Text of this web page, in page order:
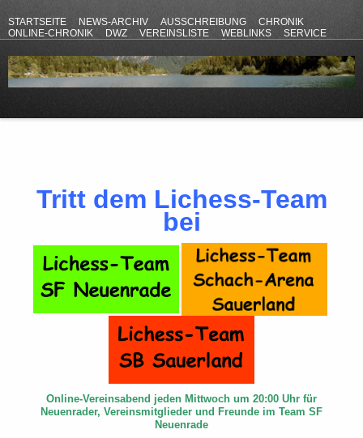
STARTSEITE NEWS-ARCHIV AUSSCHREIBUNG
CHRONIK
ONLINE-CHRONIK
DWZ VEREINSLISTE WEBLINKS
SERVICE
Tritt dem Lichess-Team
bei
Online-Vereinsabend jeden Mittwoch um 20:00 Uhr für
Neuenrader, Vereinsmitglieder und Freunde im Team SF
Neuenrade